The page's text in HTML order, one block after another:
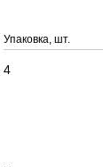
Упаковка, шт.
4